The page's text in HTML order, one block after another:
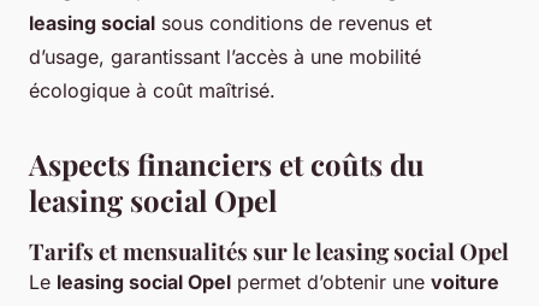
leasing social sous conditions de revenus et
d’usage, garantissant l’accès à une mobilité
écologique à coût maîtrisé.
Aspects financiers et coûts du
leasing social Opel
Tarifs et mensualités sur le leasing social Opel
Le leasing social Opel permet d’obtenir une voiture